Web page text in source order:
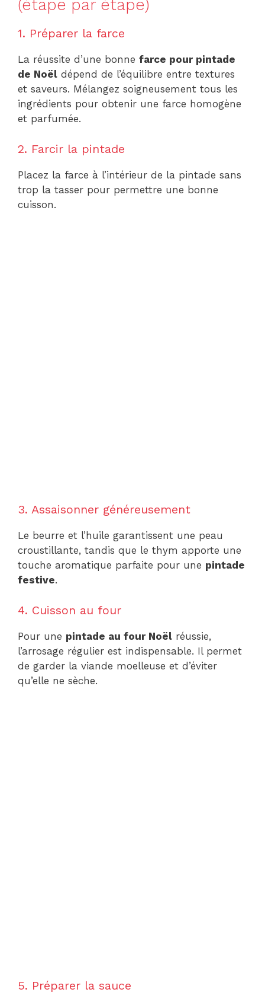
(étape par étape)
1. Préparer la farce
La réussite d’une bonne farce pour pintade
de Noël dépend de l’équilibre entre textures
et saveurs. Mélangez soigneusement tous les
ingrédients pour obtenir une farce homogène
et parfumée.
2. Farcir la pintade
Placez la farce à l’intérieur de la pintade sans
trop la tasser pour permettre une bonne
cuisson.
3. Assaisonner généreusement
Le beurre et l’huile garantissent une peau
croustillante, tandis que le thym apporte une
touche aromatique parfaite pour une pintade
festive.
4. Cuisson au four
Pour une pintade au four Noël réussie,
l’arrosage régulier est indispensable. Il permet
de garder la viande moelleuse et d’éviter
qu’elle ne sèche.
5. Préparer la sauce